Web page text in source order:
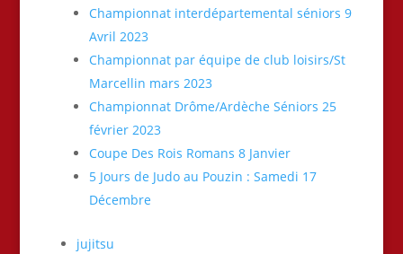
Championnat interdépartemental séniors 9
Avril 2023
Championnat par équipe de club loisirs/St
Marcellin mars 2023
Championnat Drôme/Ardèche Séniors 25
février 2023
Coupe Des Rois Romans 8 Janvier
5 Jours de Judo au Pouzin : Samedi 17
Décembre
jujitsu